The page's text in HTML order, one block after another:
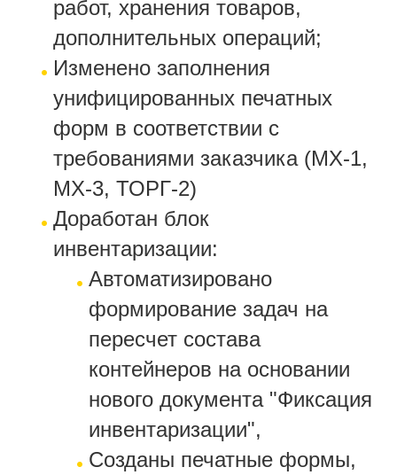
работ, хранения товаров,
дополнительных операций;
Изменено заполнения
унифицированных печатных
форм в соответствии с
требованиями заказчика (МХ-1,
МХ-3, ТОРГ-2)
Доработан блок
инвентаризации:
Автоматизировано
формирование задач на
пересчет состава
контейнеров на основании
нового документа "Фиксация
инвентаризации",
Созданы печатные формы,